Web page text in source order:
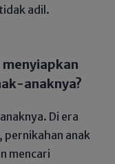
adil.
anaknya?
Di era
pernikahan anak
mencari